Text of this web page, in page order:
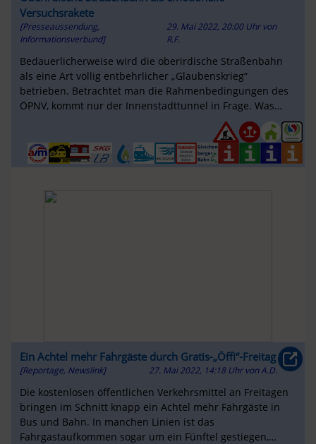
Versuchsrakete
[Presseaussendung,
Informationsverbund]
29. Mai 2022, 20:00 Uhr von
R.F.
Bedauerlicherweise wird die oberirdische Straßenbahn
als eine Art völlig entbehrlicher „Glaubenskrieg“
betrieben. Betrachtet man die Rahmenbedingungen des
ÖPNV, kommt nur der Innenstadttunnel in Frage. Was
Ein Achtel mehr Fahrgäste durch Gratis-„Öffi“-Freitag
[Reportage, Newslink] 27. Mai 2022, 14:18 Uhr vonA.D.
Die kostenlosen öffentlichen Verkehrsmittel an Freitagen
bringen im Schnitt knapp ein Achtel mehr Fahrgäste in
Bus und Bahn. In manchen Linien ist das
Fahrgastaufkommen sogar um ein Fünftel gestiegen,